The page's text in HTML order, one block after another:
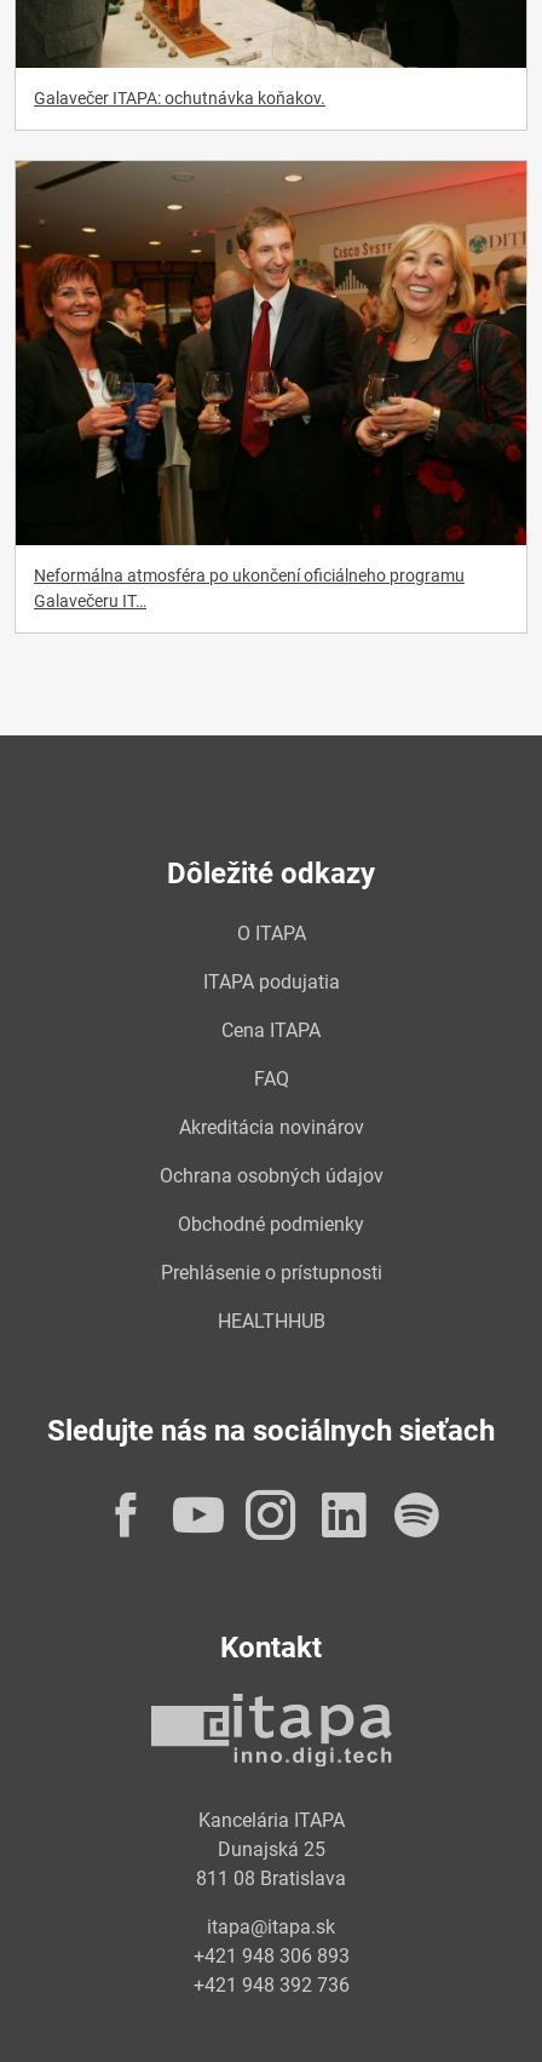
Galavečer ITAPA: ochutnávka koňakov.
Neformálna atmosféra po ukončení oficiálneho programu
Galavečeru IT…
Dôležité odkazy
O ITAPA
ITAPA podujatia
Cena ITAPA
FAQ
Akreditácia novinárov
Ochrana osobných údajov
Obchodné podmienky
Prehlásenie o prístupnosti
HEALTHHUB
Sledujte nás na sociálnych sieťach
Facebook
YouTube
Instagram
Kontakt
Kancelária ITAPA
Dunajská 25
811 08 Bratislava
itapa@itapa.sk
+421 948 306 893
+421 948 392 736